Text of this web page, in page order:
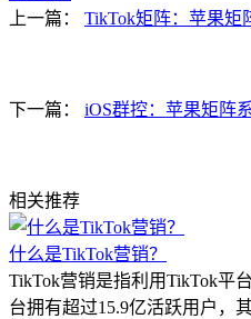
上一篇： TikTok矩阵：苹果矩
下一篇： iOS群控：苹果矩阵
相关推荐
什么是TikTok营销？
TikTok营销是指利用TikTok平
台拥有超过15.9亿活跃用户，